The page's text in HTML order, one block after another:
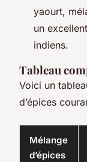
yaourt,
un
indiens.
Tableau
Voici un
d’épices
Mélange
d’épices